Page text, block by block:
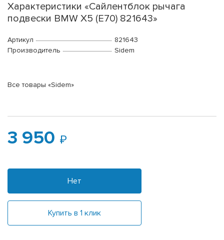
Характеристики «Сайлентблок рычага
подвески BMW X5 (E70) 821643»
Артикул
821643
Производитель
Sidem
Все товары «Sidem»
3 950
Нет
Купить в 1 клик